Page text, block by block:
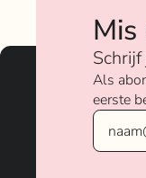
Over ons
Als
eerste